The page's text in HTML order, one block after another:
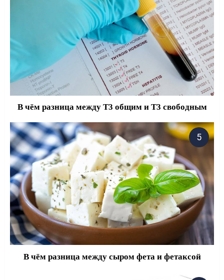
В чём разница между Т3 общим и Т3 свободным
В чём разница между сыром фета и фетаксой